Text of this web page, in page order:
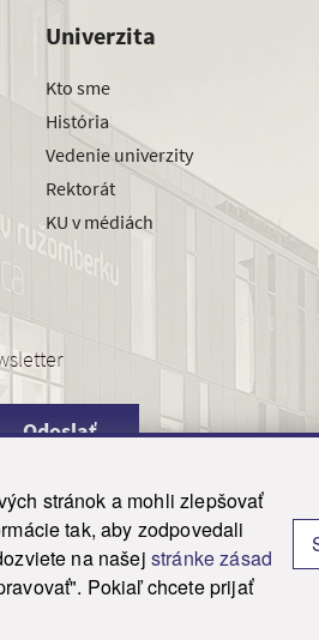
stránok a mohli zlepšovať
tak, aby zodpovedali
na našej stránke zásad
Pokiaľ chcete prijať
Univerzita
Kto sme
História
Vedenie univerzity
Rektorát
KU v médiách
Odoslať
o prístupnosti | Admin
Terms of Service
apply.